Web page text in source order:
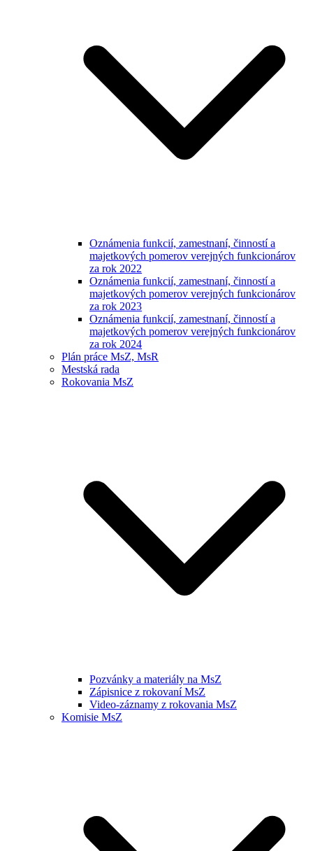
Oznámenia funkcií, zamestnaní, činností a
majetkových pomerov verejných funkcionárov
za rok 2022
Oznámenia funkcií, zamestnaní, činností a
majetkových pomerov verejných funkcionárov
za rok 2023
Oznámenia funkcií, zamestnaní, činností a
majetkových pomerov verejných funkcionárov
za rok 2024
Plán práce MsZ, MsR
Mestská rada
Rokovania MsZ
Pozvánky a materiály na MsZ
Zápisnice z rokovaní MsZ
Video-záznamy z rokovania MsZ
Komisie MsZ